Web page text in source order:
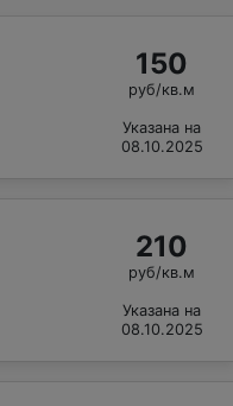
150
руб/кв.м
Указана на
08.10.2025
210
руб/кв.м
Указана на
08.10.2025